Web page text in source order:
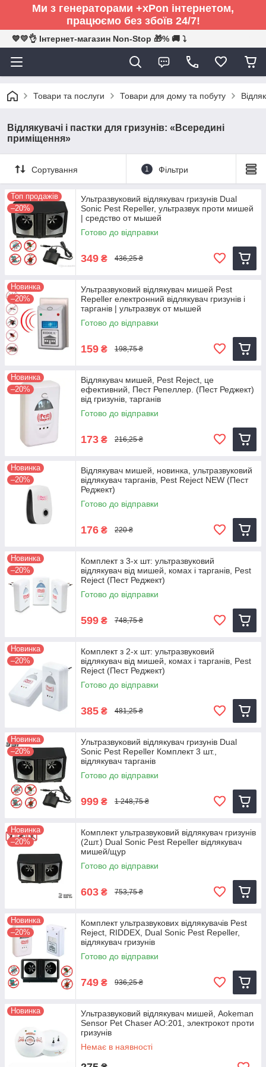
Ми з генераторами +xPon інтернетом,
працюємо без збоїв 24/7!
💙💛👌 Інтернет-магазин Non-Stop 🎁% 🚚 ⤵
Товари та послуги Товари для дому та побуту
Відлякувачі і пастки для гризунів: «Всередині
приміщення»
Сортування 1 Фільтри
Топ продажів
–20%
Ультразвуковий відлякувач гризунів Dual
Sonic Pest Repeller, ультразвук проти мишей
| средство от мышей
Готово до відправки
349 ₴ 436,25 ₴
Новинка
–20%
Ультразвуковий відлякувач мишей Pest
Repeller електронний відлякувач гризунів і
тарганів | ультразвук от мышей
Готово до відправки
159 ₴ 198,75 ₴
Новинка
–20%
Відлякувач мишей, Pest Reject, це
ефективний, Пест Репеллер. (Пест Реджект)
від гризунів, тарганів
Готово до відправки
173 ₴ 216,25 ₴
Новинка
–20%
Відлякувач мишей, новинка, ультразвуковий
відлякувач тарганів, Pest Reject NEW (Пест
Реджект)
Готово до відправки
176 ₴ 220 ₴
Новинка
–20%
Комплект з 3-х шт: ультразвуковий
відлякувач від мишей, комах і тарганів, Pest
Reject (Пест Реджект)
Готово до відправки
599 ₴ 748,75 ₴
Новинка
–20%
Комплект з 2-х шт: ультразвуковий
відлякувач від мишей, комах і тарганів, Pest
Reject (Пест Реджект)
Готово до відправки
385 ₴ 481,25 ₴
Новинка
–20%
Ультразвуковий відлякувач гризунів Dual
Sonic Pest Repeller Комплект 3 шт.,
відлякувач тарганів
Готово до відправки
999 ₴ 1 248,75 ₴
Новинка
–20%
Комплект ультразвуковий відлякувач гризунів
(2шт.) Dual Sonic Pest Repeller відлякувач
мишей/щур
Готово до відправки
603 ₴ 753,75 ₴
Новинка
–20%
Комплект ультразвукових відлякувачів Pest
Reject, RIDDEX, Dual Sonic Pest Repeller,
відлякувач гризунів
Готово до відправки
749 ₴ 936,25 ₴
Новинка
Ультразвуковий відлякувач мишей, Aokeman
Sensor Pet Chaser AO:201, электрокот проти
гризунів
Немає в наявності